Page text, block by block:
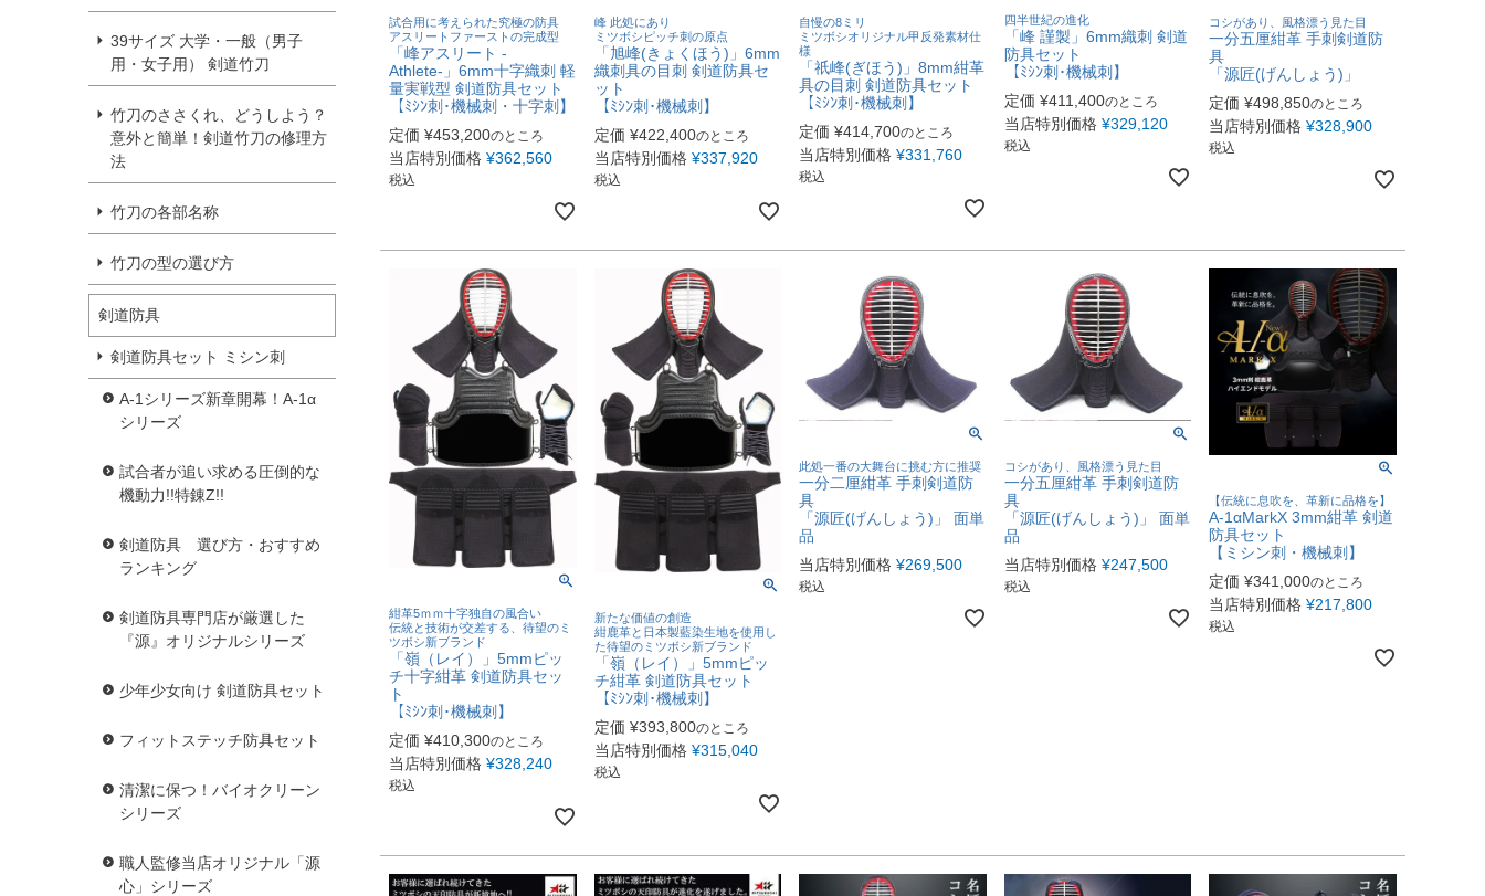
39サイズ 大学・一般（男子
用・女子用） 剣道竹刀
竹刀のささくれ、どうしよう？
意外と簡単！剣道竹刀の修理方
法
竹刀の各部名称
竹刀の型の選び方
剣道防具
剣道防具セット ミシン刺
A-1シリーズ新章開幕！A-1α
シリーズ
試合者が追い求める圧倒的な
機動力!!特錬Z!!
剣道防具 選び方・おすすめ
ランキング
剣道防具専門店が厳選した
『源』オリジナルシリーズ
少年少女向け 剣道防具セット
フィットステッチ防具セット
清潔に保つ！バイオクリーン
シリーズ
職人監修当店オリジナル「源
心」シリーズ
試合用に考えられた究極の防具
アスリートファーストの完成型
「峰アスリート -
Athlete-」6mm十字織刺 軽
量実戦型 剣道防具セット
【ﾐｼﾝ刺･機械刺・十字刺】
定価 ¥453,200のところ
当店特別価格 ¥362,560
税込
峰 此処にあり
ミツボシピッチ刺の原点
「旭峰(きょくほう)」6mm
織刺具の目刺 剣道防具セ
ット
【ﾐｼﾝ刺･機械刺】
定価 ¥422,400のところ
当店特別価格 ¥337,920
税込
自慢の8ミリ
ミツボシオリジナル甲反発素材仕
様
「祇峰(ぎほう)」8mm紺革
具の目刺 剣道防具セット
【ﾐｼﾝ刺･機械刺】
定価 ¥414,700のところ
当店特別価格 ¥331,760
税込
四半世紀の進化
「峰 謹製」6mm織刺 剣道
防具セット
【ﾐｼﾝ刺･機械刺】
定価 ¥411,400のところ
当店特別価格 ¥329,120
税込
コシがあり、風格漂う見た目
一分五厘紺革 手刺剣道防
具
「源匠(げんしょう)」
定価 ¥498,850のところ
当店特別価格 ¥328,900
税込
紺革5ｍｍ十字独自の風合い
伝統と技術が交差する、待望のミ
ツボシ新ブランド
「嶺（レイ）」5mmピッ
チ十字紺革 剣道防具セッ
ト
【ﾐｼﾝ刺･機械刺】
定価 ¥410,300のところ
当店特別価格 ¥328,240
税込
新たな価値の創造
紺鹿革と日本製藍染生地を使用し
た待望のミツボシ新ブランド
「嶺（レイ）」5mmピッ
チ紺革 剣道防具セット
【ﾐｼﾝ刺･機械刺】
定価 ¥393,800のところ
当店特別価格 ¥315,040
税込
此処一番の大舞台に挑む方に推奨
一分二厘紺革 手刺剣道防
具
「源匠(げんしょう)」 面単
品
当店特別価格 ¥269,500
税込
コシがあり、風格漂う見た目
一分五厘紺革 手刺剣道防
具
「源匠(げんしょう)」 面単
品
当店特別価格 ¥247,500
税込
【伝統に息吹を、革新に品格を】
A-1αMarkX 3mm紺革 剣道
防具セット
【ミシン刺・機械刺】
定価 ¥341,000のところ
当店特別価格 ¥217,800
税込